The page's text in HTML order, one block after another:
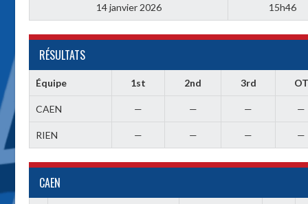
14 janvier 2026 15h46
RÉSULTATS
Équipe 1st 2nd 3rd OT
CAEN — — — —
RIEN — — — —
CAEN